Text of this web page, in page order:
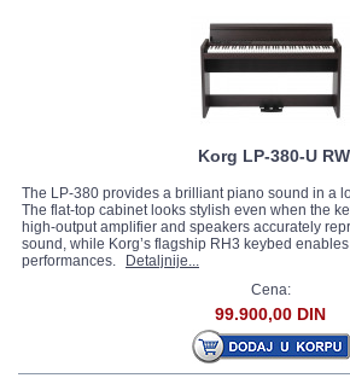
Korg LP-380-U RW
The LP-380 provides a brilliant piano sound in a
The flat-top cabinet looks stylish even when the
high-output amplifier and speakers accurately
sound, while Korg’s flagship RH3 keybed
performances.
Detaljnije...
Cena:
99.900,00 DIN